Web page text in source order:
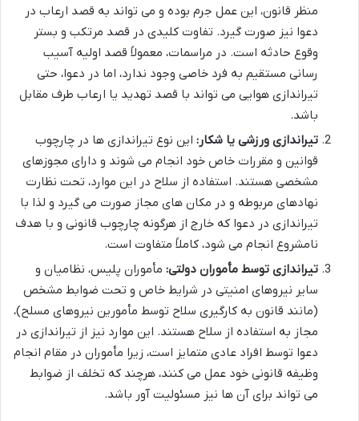
منظر قانون، این عمل جرم بوده و می تواند به قصد ارعاب در
دعوا نیز صورت گیرد. تفاوت کلیدی در قصد مرتکب و بستر
وقوع حادثه است. در مراسمات، معمولاً قصد اولیه آسیب
رسانی مستقیم به فرد خاصی وجود ندارد، اما در دعوا، حتی
تیراندازی هوایی می تواند با قصد تهدید یا ارعاب طرف مقابل
باشد.
تیراندازی ورزشی یا شکار: این نوع تیراندازی ها در چارچوب
قوانین و مقررات خاص خود انجام می شوند و دارای مجوزهای
مشخصی هستند. استفاده از سلاح در این موارد، تحت نظارت
نهادهای مربوطه و در مکان های مجاز صورت می گیرد و لذا با
تیراندازی در دعوا که خارج از هرگونه چارچوب قانونی و با هدف
نامشروع انجام می شود، کاملاً متفاوت است.
تیراندازی توسط مأموران دولتی: مأموران پلیس، نظامیان و
سایر نیروهای امنیتی در شرایط خاص و تحت ضوابط مشخص
(مانند قانون به کارگیری سلاح توسط مأمورین نیروهای مسلح)،
مجاز به استفاده از سلاح هستند. این موارد نیز از تیراندازی در
دعوا توسط افراد عادی متمایز است، زیرا مأموران در مقام انجام
وظیفه قانونی خود عمل می کنند، هرچند که تخلف از ضوابط
می تواند برای آن ها نیز مسئولیت آور باشد.